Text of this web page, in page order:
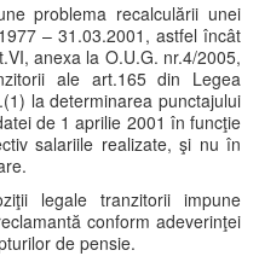
problema recalculării unei
– 31.03.2001, astfel încât
anexa la O.U.G. nr.4/2005,
ale art.165 din Legea
la determinarea punctajului
de 1 aprilie 2001 în funcţie
salariile realizate, şi nu în
legale tranzitorii impune
conform adeverinţei
de pensie.